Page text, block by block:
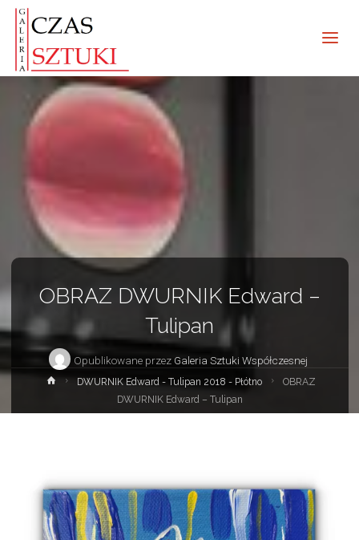
OBRAZ DWURNIK Edward –
Tulipan
Opublikowane przez Galeria Sztuki Współczesnej
StronaDWURNIK Edward - Tulipan 2018 - Płótno
OBRAZ
DWURNIK Edward – Tulipan